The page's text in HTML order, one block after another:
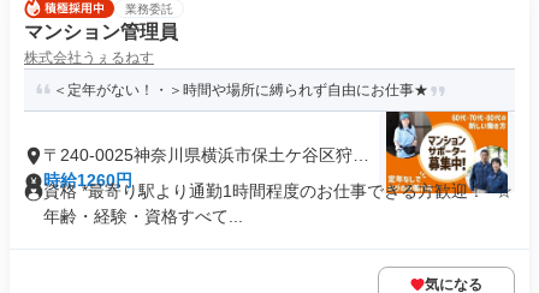
業務委託
マンション管理員
株式会社うぇるねす
＜定年がない！・＞時間や場所に縛られず自由にお仕事★
〒240-0025神奈川県横浜市保土ケ谷区狩場
町
時給1260円
資格 *最寄り駅より通勤1時間程度のお仕事できる方歓迎！* ☆
年齢・経験・資格すべて...
気になる